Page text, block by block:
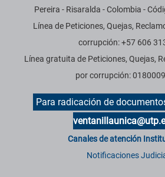
Pereira - Risaralda - Colombia -
Línea de Peticiones, Quejas,
corrupción: +57 606
Línea gratuita de Peticiones, Quejas,
por corrupción:
Para radicación de
Canales de atención
Notificaciones